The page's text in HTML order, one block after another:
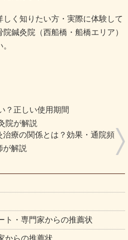
く知りたい方・実際に体験して
鍼灸院（西船橋・船橋エリア）
？正しい使用期間
院が解説
治療の関係とは？効果・通院頻
が解説
ト・専門家からの推薦状
からの推薦状